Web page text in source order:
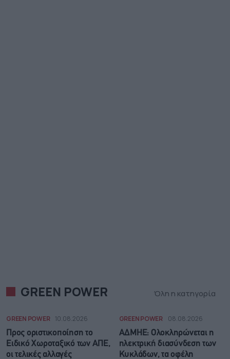
GREEN POWER Όλη η κατηγορία
GREEN POWER 10.08.2026
Προς οριστικοποίηση το
Ειδικό Χωροταξικό των ΑΠΕ,
οι τελικές αλλαγές
GREEN POWER 08.08.2026
ΑΔΜΗΕ: Ολοκληρώνεται η
ηλεκτρική διασύνδεση των
Κυκλάδων, τα οφέλη